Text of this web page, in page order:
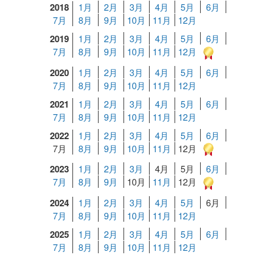
2018 1月 2月 3月 4月 5月
6月
7月
8月 9月 10月 11月 12月
2019 1月 2月 3月 4月 5月
6月
7月
8月 9月 10月 11月 12月
2020 1月 2月 3月 4月 5月
6月
7月
8月 9月 10月 11月 12月
2021 1月 2月 3月 4月 5月
6月
7月
8月 9月 10月 11月 12月
2022 1月 2月 3月 4月 5月
6月
7月
8月 9月 10月 11月 12月
2023 1月 2月 3月 4月 5月
6月
7月
8月 9月 10月 11月 12月
2024 1月 2月 3月 4月 5月
6月
7月
8月 9月 10月 11月 12月
2025 1月 2月 3月 4月 5月
6月
7月
8月 9月 10月 11月 12月